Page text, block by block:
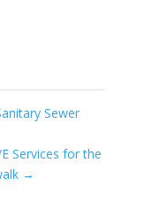
Sewer
Services for the
→